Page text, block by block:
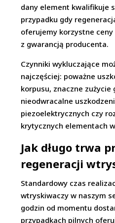
dany element kwalifikuje
przypadku gdy
oferujemy korzystne
z gwarancją producenta.
Czynniki wykluczające
najczęściej: poważne
korpusu, znaczne zużycie
nieodwracalne
piezoelektrycznych czy
krytycznych elementach
Jak długo trwa
regeneracji
Standardowy czas
wtryskiwaczy w naszym
godzin od momentu
przypadkach pilnych